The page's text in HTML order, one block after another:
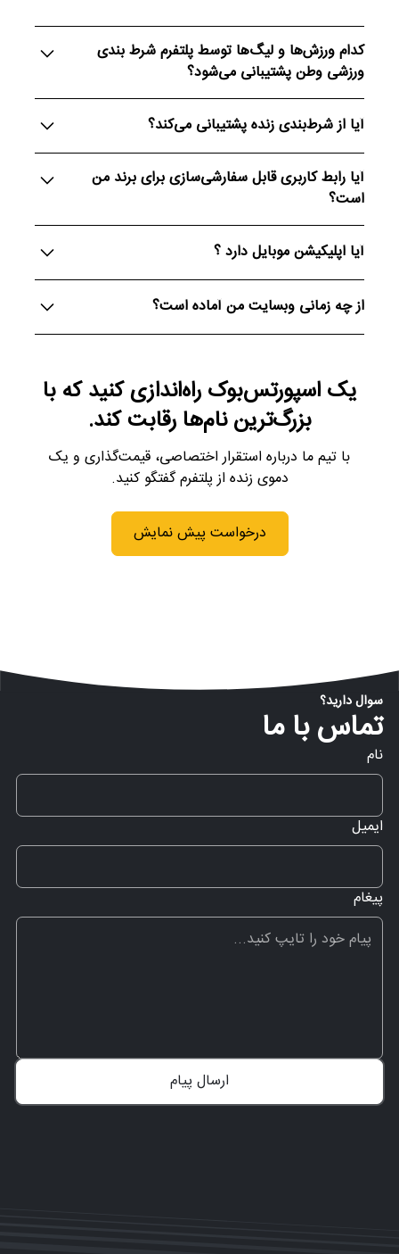
کدام ورزش‌ها و لیگ‌ها توسط پلتفرم شرط بندی
ورزشی وطن پشتیبانی می‌شود؟
جهانی را پوشش می‌دهد، از جمله فوتبال، بسکتبال، تنیس،
eSports و طیف وسیعی از مسابقات دیگر را.
آیا از شرط‌بندی زنده پشتیبانی می‌کند؟
کامل ازقبل بازی و حالت زنده، تک‌ بازی و فرم های میکس
شما.
آیا رابط کاربری قابل سفارشی‌سازی برای برند من
است؟
برندینگ، زبان، ارز و نوع قیف فروش.
آیا اپلیکیشن موبایل دارد ؟
اپلیکیشن موبایل نیز طراحی میکند و به صورت
Progressive Web App، با امکان wrapper native
از چه زمانی وبسایت من آماده است؟
سفارشی‌سازی شما دارد).
یک اسپورتس‌بوک راه‌اندازی کنید که با
بزرگ‌ترین نام‌ها رقابت کند.
با تیم ما درباره استقرار اختصاصی، قیمت‌گذاری و یک
دموی زنده از پلتفرم گفتگو کنید.
درخواست پیش نمایش
سوال دارید؟
تماس با ما
نام
ایمیل
پیغام